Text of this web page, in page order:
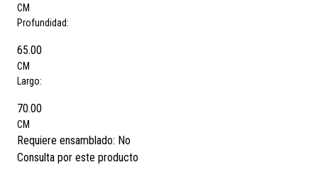
CM
Profundidad:
65.00
CM
Largo:
70.00
CM
Requiere ensamblado: No
Consulta por este producto